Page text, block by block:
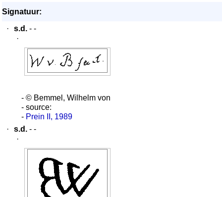
Signatuur:
·
s.d. - -
·
- © Bemmel, Wilhelm von
- source:
- Prein II, 1989
·
s.d. - -
·